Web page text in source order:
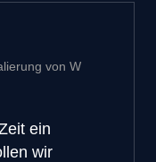
von W
ein
wir